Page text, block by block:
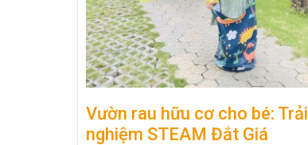
Vườn rau hữu cơ cho bé: Trải
nghiệm STEAM Đắt Giá